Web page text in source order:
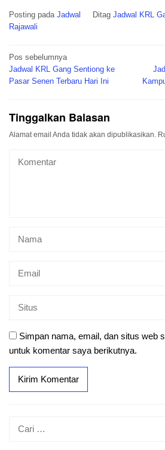
Posting pada Jadwal Ditag Jadwal KRL
Rajawali
Navigasi
pos
Pos sebelumnya
Jadwal KRL Gang Sentiong ke
Pasar Senen Terbaru Hari Ini
Tinggalkan Balasan
Alamat email Anda tidak akan dipublikasikan.
Simpan nama, email, dan situs web
untuk komentar saya berikutnya.